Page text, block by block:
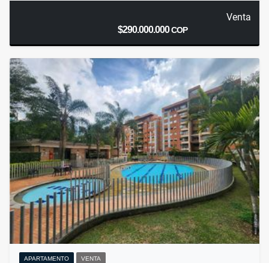
Venta
$290.000.000COP
APARTAMENTO VENTA